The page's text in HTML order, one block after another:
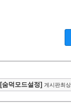
[숨덕모드설정] 게시판최